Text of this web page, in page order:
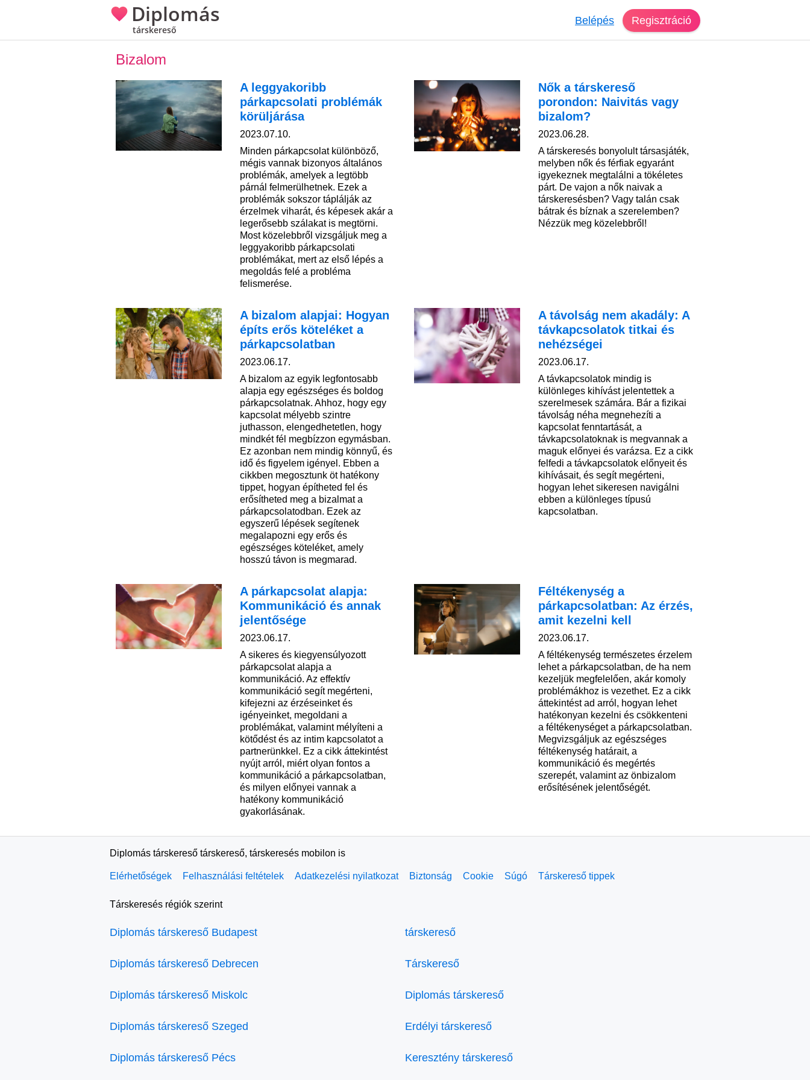
Diplomás
társkereső
Belépés Regisztráció
Bizalom
A leggyakoribb
párkapcsolati problémák
körüljárása
2023.07.10.
Minden párkapcsolat különböző,
mégis vannak bizonyos általános
problémák, amelyek a legtöbb
párnál felmerülhetnek. Ezek a
problémák sokszor táplálják az
érzelmek viharát, és képesek akár a
legerősebb szálakat is megtörni.
Most közelebbről vizsgáljuk meg a
leggyakoribb párkapcsolati
problémákat, mert az első lépés a
megoldás felé a probléma
felismerése.
Nők a társkereső
porondon: Naivitás vagy
bizalom?
2023.06.28.
A társkeresés bonyolult társasjáték,
melyben nők és férfiak egyaránt
igyekeznek megtalálni a tökéletes
párt. De vajon a nők naivak a
társkeresésben? Vagy talán csak
bátrak és bíznak a szerelemben?
Nézzük meg közelebbről!
A bizalom alapjai: Hogyan
építs erős köteléket a
párkapcsolatban
2023.06.17.
A bizalom az egyik legfontosabb
alapja egy egészséges és boldog
párkapcsolatnak. Ahhoz, hogy egy
kapcsolat mélyebb szintre
juthasson, elengedhetetlen, hogy
mindkét fél megbízzon egymásban.
Ez azonban nem mindig könnyű, és
idő és figyelem igényel. Ebben a
cikkben megosztunk öt hatékony
tippet, hogyan építheted fel és
erősítheted meg a bizalmat a
párkapcsolatodban. Ezek az
egyszerű lépések segítenek
megalapozni egy erős és
egészséges köteléket, amely
hosszú távon is megmarad.
A távolság nem akadály: A
távkapcsolatok titkai és
nehézségei
2023.06.17.
A távkapcsolatok mindig is
különleges kihívást jelentettek a
szerelmesek számára. Bár a fizikai
távolság néha megnehezíti a
kapcsolat fenntartását, a
távkapcsolatoknak is megvannak a
maguk előnyei és varázsa. Ez a cikk
felfedi a távkapcsolatok előnyeit és
kihívásait, és segít megérteni,
hogyan lehet sikeresen navigálni
ebben a különleges típusú
kapcsolatban.
A párkapcsolat alapja:
Kommunikáció és annak
jelentősége
2023.06.17.
A sikeres és kiegyensúlyozott
párkapcsolat alapja a
kommunikáció. Az effektív
kommunikáció segít megérteni,
kifejezni az érzéseinket és
igényeinket, megoldani a
problémákat, valamint mélyíteni a
kötődést és az intim kapcsolatot a
partnerünkkel. Ez a cikk áttekintést
nyújt arról, miért olyan fontos a
kommunikáció a párkapcsolatban,
és milyen előnyei vannak a
hatékony kommunikáció
gyakorlásának.
Féltékenység a
párkapcsolatban: Az érzés,
amit kezelni kell
2023.06.17.
A féltékenység természetes érzelem
lehet a párkapcsolatban, de ha nem
kezeljük megfelelően, akár komoly
problémákhoz is vezethet. Ez a cikk
áttekintést ad arról, hogyan lehet
hatékonyan kezelni és csökkenteni
a féltékenységet a párkapcsolatban.
Megvizsgáljuk az egészséges
féltékenység határait, a
kommunikáció és megértés
szerepét, valamint az önbizalom
erősítésének jelentőségét.
Diplomás társkereső társkereső, társkeresés mobilon is
Elérhetőségek Felhasználási feltételek Adatkezelési nyilatkozat Biztonság Cookie Súgó Társkereső tippek
Társkeresés régiók szerint
Diplomás társkereső Budapest
Diplomás társkereső Debrecen
Diplomás társkereső Miskolc
Diplomás társkereső Szeged
Diplomás társkereső Pécs
társkereső
Társkereső
Diplomás társkereső
Erdélyi társkereső
Keresztény társkereső